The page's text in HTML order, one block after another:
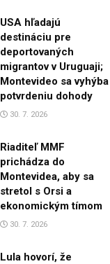
USA hľadajú
destináciu pre
deportovaných
migrantov v Uruguaji;
Montevideo sa vyhýba
potvrdeniu dohody
30. 7. 2026
Riaditeľ MMF
prichádza do
Montevidea, aby sa
stretol s Orsi a
ekonomickým tímom
30. 7. 2026
Lula hovorí, že